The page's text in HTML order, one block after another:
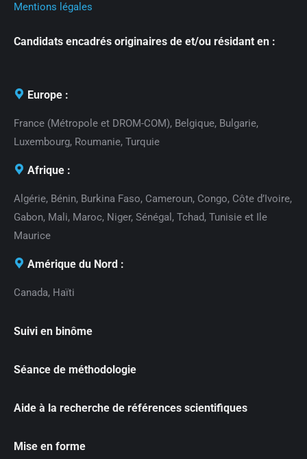
Mentions légales
Candidats encadrés originaires de et/ou résidant en :
Europe :
France (Métropole et DROM-COM), Belgique, Bulgarie,
Luxembourg, Roumanie, Turquie
Afrique :
Algérie, Bénin, Burkina Faso, Cameroun, Congo, Côte d’Ivoire,
Gabon, Mali, Maroc, Niger, Sénégal, Tchad, Tunisie et Ile
Maurice
Amérique du Nord :
Canada, Haïti
Suivi en binôme
Séance de méthodologie
Aide à la recherche de références scientifiques
Mise en forme